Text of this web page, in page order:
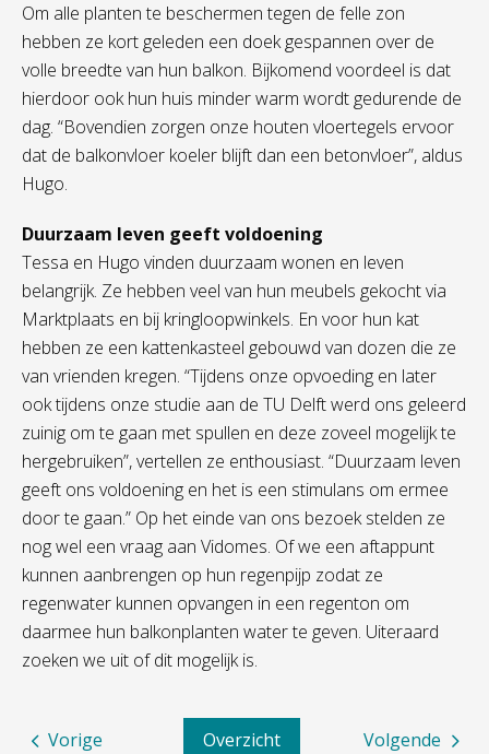
Om alle planten te beschermen tegen de felle zon
hebben ze kort geleden een doek gespannen over de
volle breedte van hun balkon. Bijkomend voordeel is dat
hierdoor ook hun huis minder warm wordt gedurende de
dag. “Bovendien zorgen onze houten vloertegels ervoor
dat de balkonvloer koeler blijft dan een betonvloer”, aldus
Hugo.
Duurzaam leven geeft voldoening
Tessa en Hugo vinden duurzaam wonen en leven
belangrijk. Ze hebben veel van hun meubels gekocht via
Marktplaats en bij kringloopwinkels. En voor hun kat
hebben ze een kattenkasteel gebouwd van dozen die ze
van vrienden kregen. “Tijdens onze opvoeding en later
ook tijdens onze studie aan de TU Delft werd ons geleerd
zuinig om te gaan met spullen en deze zoveel mogelijk te
hergebruiken”, vertellen ze enthousiast. “Duurzaam leven
geeft ons voldoening en het is een stimulans om ermee
door te gaan.” Op het einde van ons bezoek stelden ze
nog wel een vraag aan Vidomes. Of we een aftappunt
kunnen aanbrengen op hun regenpijp zodat ze
regenwater kunnen opvangen in een regenton om
daarmee hun balkonplanten water te geven. Uiteraard
zoeken we uit of dit mogelijk is.
Volgende
Overzicht
Vorige